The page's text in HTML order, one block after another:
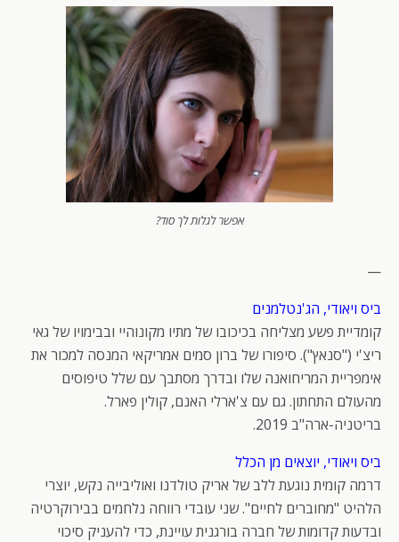
אפשר לגלות לך סוד?
—
ביס ויאודי, הג'נטלמנים
קומדיית פשע מצליחה בכיכובו של מתיו מקונוהיי ובבימויו של גאי
ריצ'י ("סנאץ"). סיפורו של ברון סמים אמריקאי המנסה למכור את
אימפריית המריחואנה שלו ובדרך מסתבך עם שלל טיפוסים
מהעולם התחתון. גם עם צ'ארלי האנם, קולין פארל.
בריטניה-ארה"ב 2019.
ביס ויאודי, יוצאים מן הכלל
דרמה קומית נוגעת ללב של אריק טולדנו ואוליבייה נקש, יוצרי
הלהיט "מחוברים לחיים". שני עובדי רווחה נלחמים בבירוקרטיה
ובדעות קדומות של חברה בורגנית עויינת, כדי להעניק סיכוי